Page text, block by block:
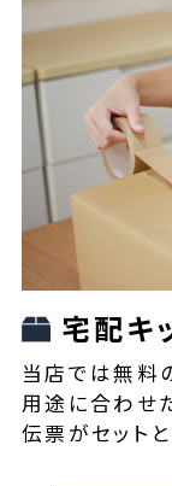
宅配キ
当店では無料
用途に合わせ
伝票がセットと